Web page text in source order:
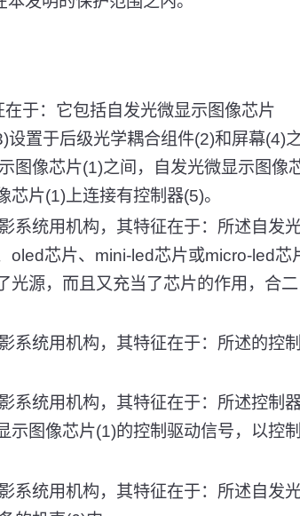
于：它包括自发光微显示图像芯片
置于后级光学耦合组件(2)和屏幕(4)之
图像芯片(1)之间，自发光微显示图像
片(1)上连接有控制器(5)。
系统用机构，其特征在于：所述自发
oled芯片、mini-led芯片或micro-led芯
光源，而且又充当了芯片的作用，合二
系统用机构，其特征在于：所述的控制
系统用机构，其特征在于：所述控制
图像芯片(1)的控制驱动信号，以控制
系统用机构，其特征在于：所述自发